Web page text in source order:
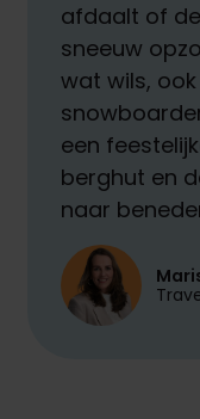
afdaalt of
sneeuw
wat wils,
een
berghut en
naar